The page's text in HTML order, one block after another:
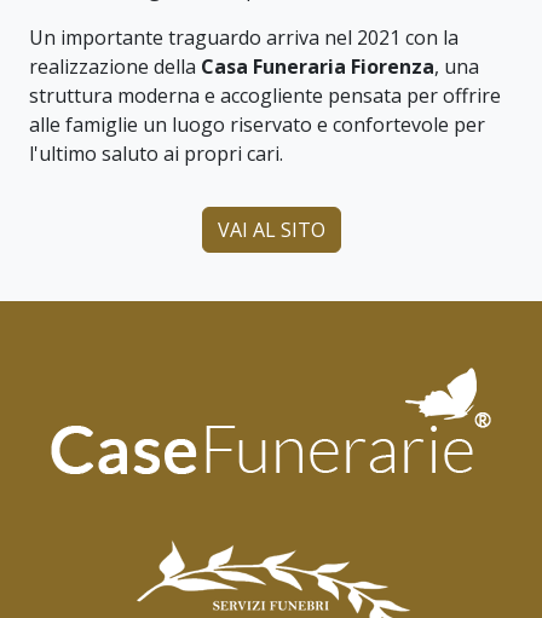
Un importante traguardo arriva nel 2021 con la
realizzazione della Casa Funeraria Fiorenza, una
struttura moderna e accogliente pensata per offrire
alle famiglie un luogo riservato e confortevole per
l'ultimo saluto ai propri cari.
VAI AL SITO